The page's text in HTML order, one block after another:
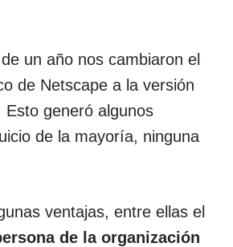
un año nos cambiaron el
de Netscape a la versión
Esto generó algunos
de la mayoría, ninguna
ventajas, entre ellas el
de la organización